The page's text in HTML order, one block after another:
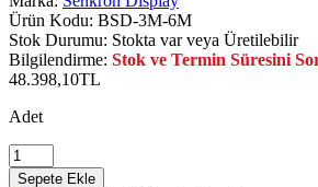
Ürün Kodu: BSD-3M-6M
Stok Durumu: Stokta var veya Üretilebilir
Bilgilendirme: Stok ve Termin Süresini
48.398,10TL
Adet